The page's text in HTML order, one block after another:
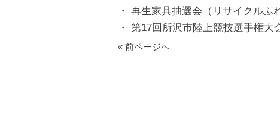
・ 再生家具抽選会（リサイクルふ
・ 第17回所沢市陸上競技選手権大
« 前ページへ